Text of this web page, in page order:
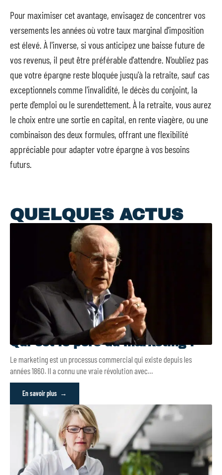
Pour maximiser cet avantage, envisagez de concentrer vos
versements les années où votre taux marginal d'imposition
est élevé. À l'inverse, si vous anticipez une baisse future de
vos revenus, il peut être préférable d'attendre. N'oubliez pas
que votre épargne reste bloquée jusqu'à la retraite, sauf cas
exceptionnels comme l'invalidité, le décès du conjoint, la
perte d'emploi ou le surendettement. À la retraite, vous aurez
le choix entre une sortie en capital, en rente viagère, ou une
combinaison des deux formules, offrant une flexibilité
appréciable pour adapter votre épargne à vos besoins
futurs.
QUELQUES ACTUS
Qui est le père du marketing ?
Le marketing est un processus commercial qui existe depuis les
années 1860. Il a connu une vraie révolution avec…
En savoir plus